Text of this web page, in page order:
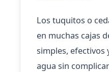
Los tuquitos o
en muchas cajas
simples,
agua sin